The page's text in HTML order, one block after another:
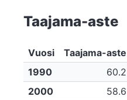
Taajama-aste
Vuosi
Taajama-aste
1990
60.2
2000
58.6